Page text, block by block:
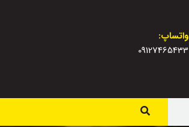
واتساپ:
09127465433